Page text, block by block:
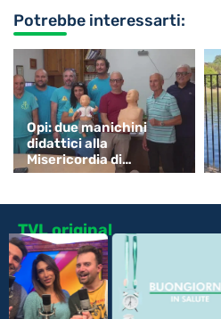
Potrebbe interessarti:
Opi: due manichini
didattici alla
Misericordia di
Monsummano
TVL original